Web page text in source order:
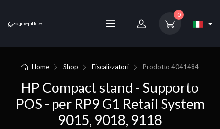
0
Home Shop Fiscalizzatori Prodotto 4041484
HP Compact stand - Supporto
POS - per RP9 G1 Retail System
9015, 9018, 9118